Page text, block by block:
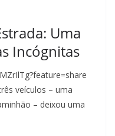
Uma
Incógnitas
veículos – uma
– deixou uma